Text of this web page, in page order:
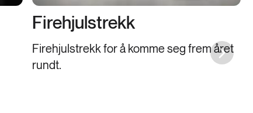
Firehjulstrekk
Firehjulstrekk for å komme seg frem året
rundt.
Next slide